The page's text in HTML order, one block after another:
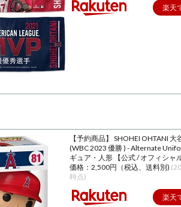
楽天
【予約商品】 SHOHEI OHTANI 大
(WBC 2023 優勝 ) - Alternate
ギュア・人形 【公式 / オフィシャ
価格：2,500円（税込、送料別)
時点)
楽天